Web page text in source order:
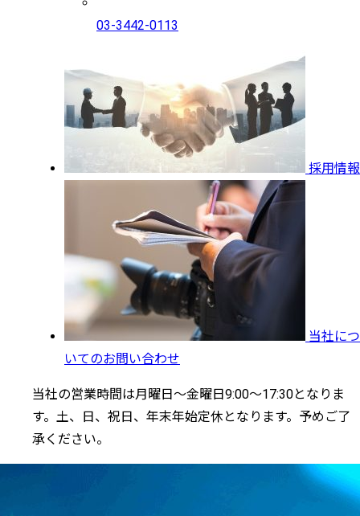
03-3442-0113
採用情報
当社につ
いてのお問い合わせ
当社の営業時間は月曜日～金曜日9:00～17:30となりま
す。土、日、祝日、年末年始定休となります。予めご了
承ください。